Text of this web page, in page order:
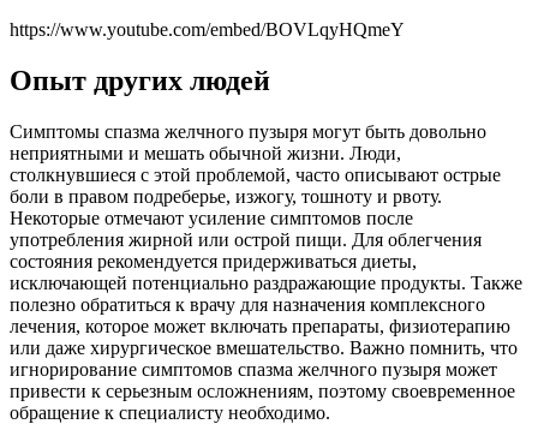
https://www.youtube.com/embed/BOVLqyHQmeY
Опыт других людей
Симптомы спазма желчного пузыря могут быть довольно
неприятными и мешать обычной жизни. Люди,
столкнувшиеся с этой проблемой, часто описывают острые
боли в правом подреберье, изжогу, тошноту и рвоту.
Некоторые отмечают усиление симптомов после
употребления жирной или острой пищи. Для облегчения
состояния рекомендуется придерживаться диеты,
исключающей потенциально раздражающие продукты. Также
полезно обратиться к врачу для назначения комплексного
лечения, которое может включать препараты, физиотерапию
или даже хирургическое вмешательство. Важно помнить, что
игнорирование симптомов спазма желчного пузыря может
привести к серьезным осложнениям, поэтому своевременное
обращение к специалисту необходимо.